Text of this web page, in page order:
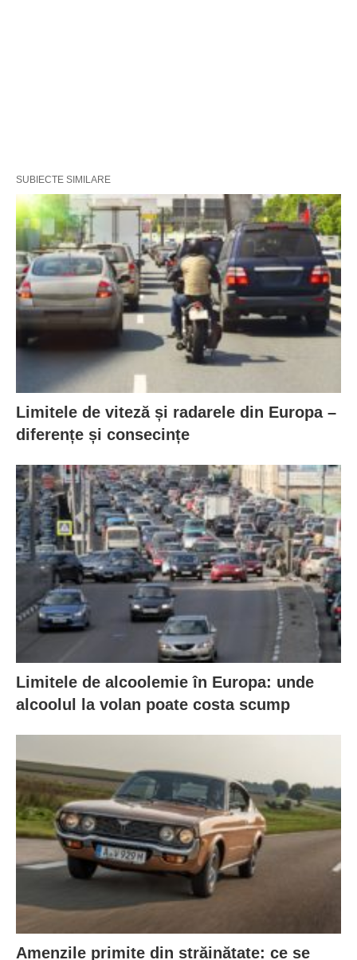
SUBIECTE SIMILARE
Limitele de viteză și radarele din Europa –
diferențe și consecințe
Limitele de alcoolemie în Europa: unde
alcoolul la volan poate costa scump
Amenzile primite din străinătate: ce se